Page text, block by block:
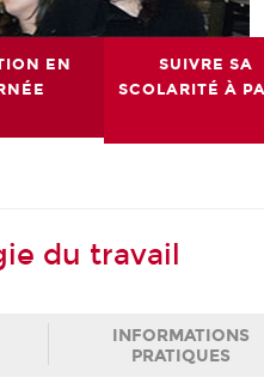
EN
SUIVRE SA
SCOLARITÉ À
du travail
INFORMATIONS
PRATIQUES